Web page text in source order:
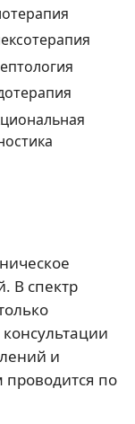
В спектр
и
проводится по